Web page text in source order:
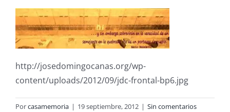
http://josedomingocanas.org/wp-
content/uploads/2012/09/jdc-frontal-bp6.jpg
Porcasamemoria | 19 septiembre, 2012 | Sin comentarios